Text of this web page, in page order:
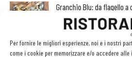
Per fornire le migliori esperienze, noi e i nostri
come i cookie per memorizzare e/o accedere
Granchio Blu: da flagello
degli chef
Martino Ragusa - 25 Settembre